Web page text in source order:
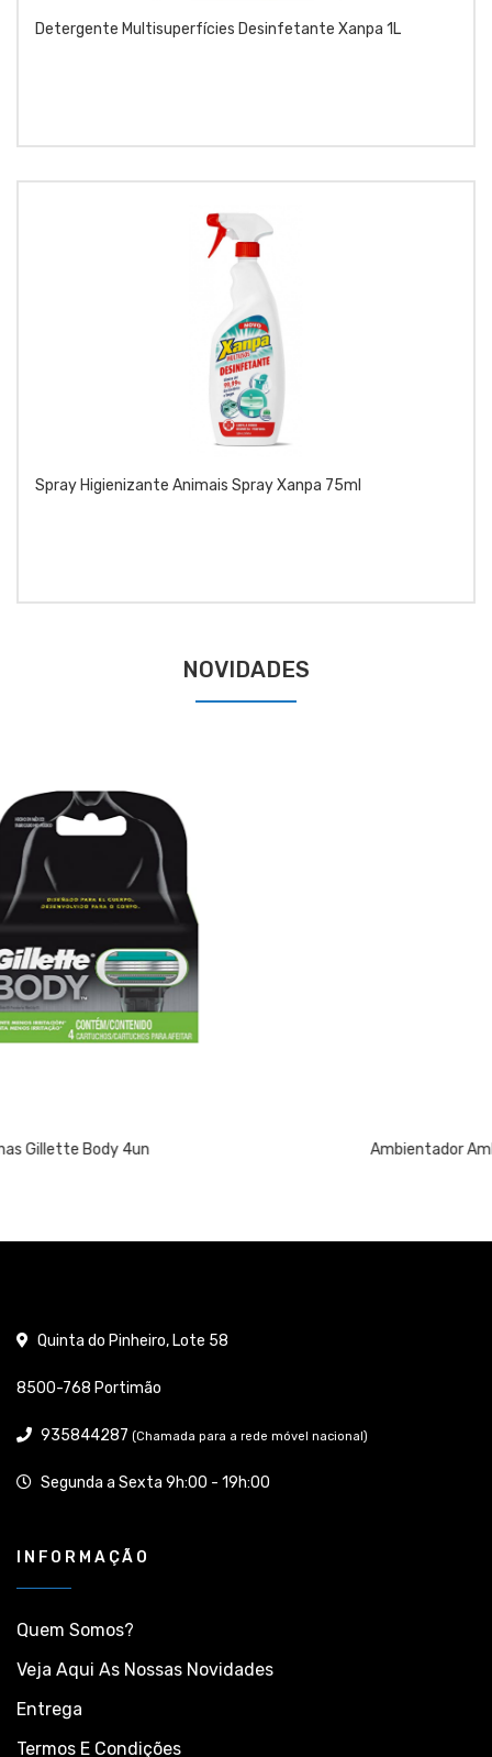
Detergente Multisuperfícies Desinfetante Xanpa 1L
Spray Higienizante Animais Spray Xanpa 75ml
NOVIDADES
Ambientador Ambipur W.C 45 Dias Flores Elegantes 1un
Quinta do Pinheiro, Lote 58
8500-768 Portimão
935844287 (Chamada para a rede móvel nacional)
Segunda a Sexta 9h:00 - 19h:00
INFORMAÇÃO
Quem Somos?
Veja Aqui As Nossas Novidades
Entrega
Termos E Condições